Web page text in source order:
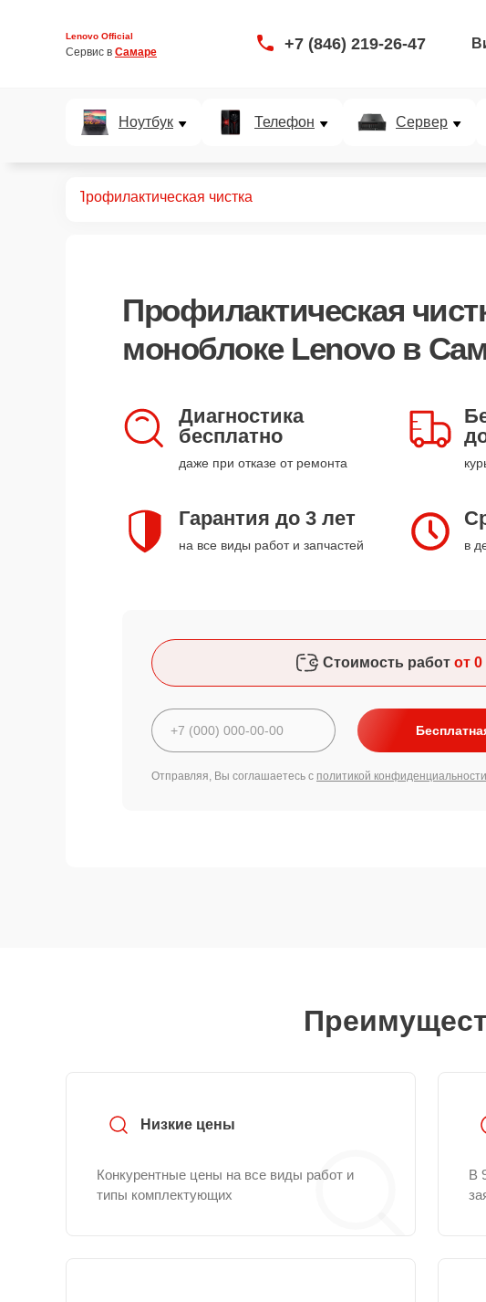
Lenovo Official
Сервис в Самаре +7 (846) 219-26-47
Ноутбук Телефон Сервер
Профилактическая чистка
Профилактическая
моноблоке Lenovo в
Диагностика
бесплатно
даже при отказе от ремонта
Гарантия до 3 лет
на все виды работ и запчастей в
Стоимость работ от 0
Отправляя, Вы соглашаетесь с политикой конфиденциальности
Низкие цены
Конкурентные цены на все виды работ и
типы комплектующих
В